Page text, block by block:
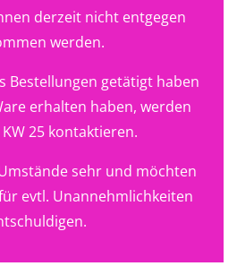
derzeit nicht entgegen
werden.
Bestellungen getätigt haben
erhalten haben, werden
25 kontaktieren.
sehr und möchten
evtl. Unannehmlichkeiten